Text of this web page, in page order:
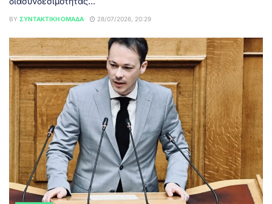
BY ΣΥΝΤΑΚΤΙΚΉ ΟΜΆΔΑ 28/07/2026, 20:29